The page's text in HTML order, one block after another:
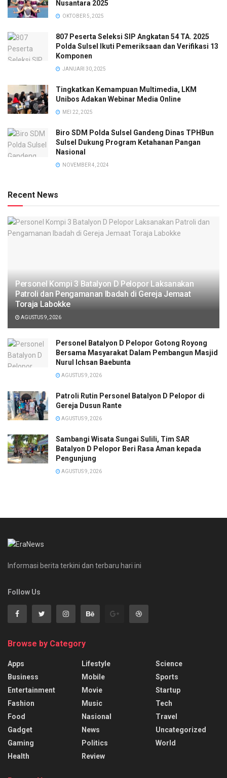
Nusantara 2025
OKTOBER 5, 2025
807 Peserta Seleksi SIP Angkatan 54 TA. 2025
Polda Sulsel Ikuti Pemeriksaan dan Verifikasi 13
Komponen
JANUARI 30, 2025
Tingkatkan Kemampuan Multimedia, LKM
Unibos Adakan Webinar Media Online
MEI 22, 2025
Biro SDM Polda Sulsel Gandeng Dinas TPHBun
Sulsel Dukung Program Ketahanan Pangan
Nasional
NOVEMBER 4, 2024
Recent News
Personel Kompi 3 Batalyon D Pelopor Laksanakan
Patroli dan Pengamanan Ibadah di Gereja Jemaat
Toraja Labokke
AGUSTUS 9, 2026
Personel Batalyon D Pelopor Gotong Royong
Bersama Masyarakat Dalam Pembangun Masjid
Nurul Ichsan Baebunta
AGUSTUS 9, 2026
Patroli Rutin Personel Batalyon D Pelopor di
Gereja Dusun Rante
AGUSTUS 9, 2026
Sambangi Wisata Sungai Sulili, Tim SAR
Batalyon D Pelopor Beri Rasa Aman kepada
Pengunjung
AGUSTUS 9, 2026
Informasi berita terkini dan terbaru hari ini
Follow Us
Browse by Category
Apps
Business
Entertainment
Fashion
Food
Gadget
Gaming
Health
Lifestyle
Mobile
Movie
Music
Nasional
News
Politics
Review
Science
Sports
Startup
Tech
Travel
Uncategorized
World